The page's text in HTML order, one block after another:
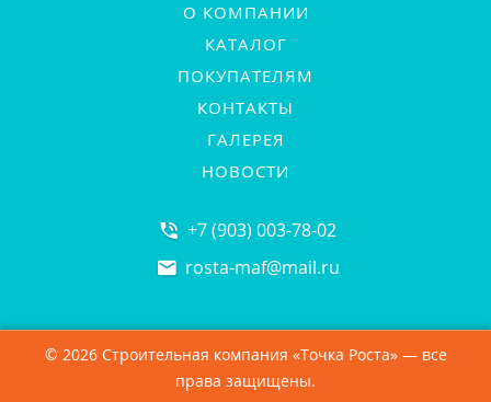
О КОМПАНИИ
КАТАЛОГ
ПОКУПАТЕЛЯМ
КОНТАКТЫ
ГАЛЕРЕЯ
НОВОСТИ
+7 (903) 003-78-02
rosta-maf@mail.ru
© 2026 Строительная компания «Точка Роста» — все
права защищены.